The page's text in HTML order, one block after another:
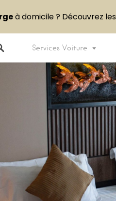
Services Voiture
à domicile ? Découvrez les